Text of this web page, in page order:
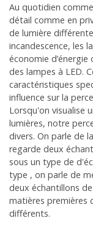
Au quotidien
détail comme en
de lumière
incandescence, les
économie d’énergie
des lampes à LED.
caractéristiques
influence sur la
Lorsqu'on visualise
lumières, notre
divers. On parle de
regarde deux
sous un type de
type , on parle de
deux échantillons
matières premières
différents.